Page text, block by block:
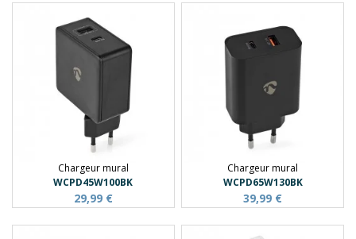
Chargeur mural
WCPD45W100BK
29,99 €
Chargeur mural
WCPD65W130BK
39,99 €